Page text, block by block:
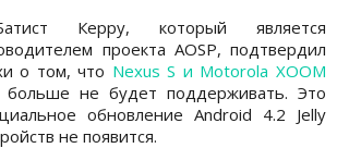
Керру, который является
проекта AOSP, подтвердил
о том, что Nexus S и Motorola XOOM
больше не будет поддерживать. Это
обновление Android 4.2 Jelly
не появится.